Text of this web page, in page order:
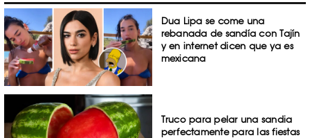
Dua Lipa se come una
rebanada de sandía con Tajín
y en internet dicen que ya es
mexicana
Truco para pelar una sandia
perfectamente para las fiestas